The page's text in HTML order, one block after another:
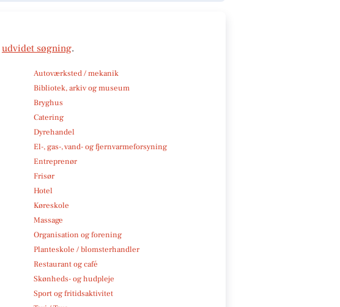
udvidet søgning.
Autoværksted / mekanik
Bibliotek, arkiv og museum
Bryghus
Catering
Dyrehandel
El-, gas-, vand- og fjernvarmeforsyning
Entreprenør
Frisør
Hotel
Køreskole
Massage
Organisation og forening
Planteskole / blomsterhandler
Restaurant og café
Skønheds- og hudpleje
Sport og fritidsaktivitet